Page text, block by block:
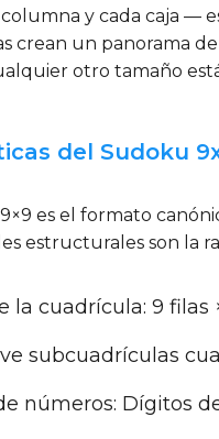
columna y cada caja —
crean un panorama
otro tamaño
del Sudoku
es el formato
estructurales son la
la cuadrícula: 9 filas
subcuadrículas
números: Dígitos